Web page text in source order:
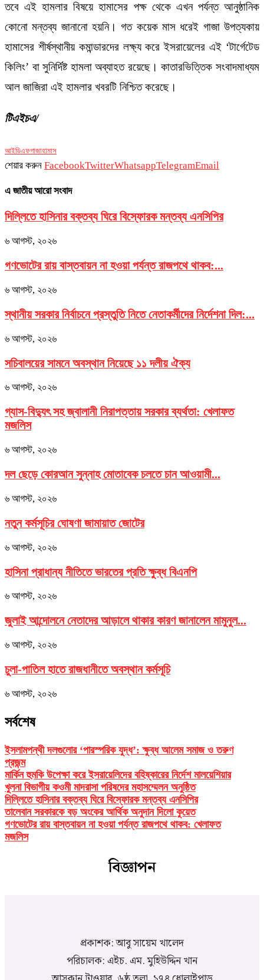
তবে এই হামলার বিষয়ে হামাসের পক্ষ থেকে এখন পর্যন্ত আনুষ্ঠানিক
কোনো মন্তব্য জানানো হয়নি। গত কয়েক মাস ধরেই গাজা উপত্যকায়
হামাসের শীর্ষস্থানীয় কমান্ডারদের লক্ষ্য করে ইসরায়েলের এই ‘টার্গেটেড
কিলিং’ বা সুনির্দিষ্ট হামলা অব্যাহত রয়েছে। কাতারভিত্তিক সংবাদমাধ্যম
আল জাজিরা এই হামলার খবরটি নিশ্চিত করেছে।
টিএইচএ/
আইডিএফগাজাহামাস
শেয়ার করুন FacebookTwitterWhatsappTelegramEmail
এ জাতীয় আরো সংবাদ
দিল্লিতে হাসিনার বক্তব্য ঘিরে বিস্ফোরক মন্তব্য এনসিপির
৬ আগস্ট, ২০২৬
গণভোটের রায় বাস্তবায়ন না হওয়া পর্যন্ত রাজপথে থাকব:...
৬ আগস্ট, ২০২৬
স্থানীয় সরকার নির্বাচনে প্রস্তুতি নিতে নেতাকর্মীদের নির্দেশনা দিল:...
৬ আগস্ট, ২০২৬
সচিবালয়ের সামনে অবস্থান নিয়েছে ১১ দলীয় ঐক্য
৬ আগস্ট, ২০২৬
গ্যাস-বিদ্যুৎ সহ জ্বালানী নিরাপত্তায় সরকার ব্যর্থতা: খেলাফত
মজলিস
৬ আগস্ট, ২০২৬
দল ছেড়ে কোরআন সুন্নাহ মোতাবেক চলতে চান আওয়ামী...
৬ আগস্ট, ২০২৬
নতুন কর্মসূচির ঘোষণা জামায়াত জোটের
৬ আগস্ট, ২০২৬
হাসিনা প্রাধান্য নীতিতে ভারতের প্রতি ক্ষুব্ধ বিএনপি
৬ আগস্ট, ২০২৬
জুলাই আন্দোলনে নেতাদের আড়ালে থাকার কারণ জানালেন মামুনুল...
৬ আগস্ট, ২০২৬
চুলা-পাতিল হাতে রাজধানীতে অবস্থান কর্মসূচি
৬ আগস্ট, ২০২৬
সর্বশেষ
ইসলামপন্থী দলগুলোর ‘পারস্পরিক যুদ্ধ’: ক্ষুব্ধ আলেম সমাজ ও তরুণ
প্রজন্ম
মার্কিন হুমকি উপেক্ষা করে ইসরায়েলিদের বহিষ্কারের নির্দেশ মালয়েশিয়ার
খুলনা বিভাগীয় কওমী মাদরাসা পরিষদের মহাসম্মেলন অনুষ্ঠিত
দিল্লিতে হাসিনার বক্তব্য ঘিরে বিস্ফোরক মন্তব্য এনসিপির
তালেবান সরকারকে বড় অংকের আর্থিক অনুদান দিলো কুয়েত
গণভোটের রায় বাস্তবায়ন না হওয়া পর্যন্ত রাজপথে থাকব: খেলাফত
মজলিস
বিজ্ঞাপন
প্রকাশক: আবু সায়েম খালেদ
পরিচালক: এইচ. এম. মুহিউদ্দিন খান